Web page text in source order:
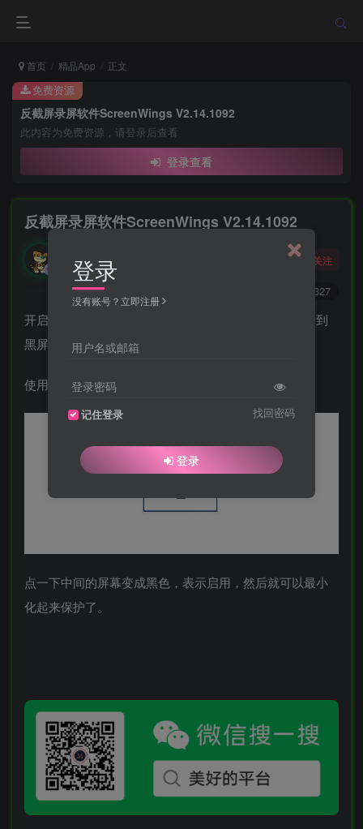
首页 精品App 正文
反截屏录屏软件ScreenWings V2.14.1092
此内容为免费资源，请登录后查看
登录查看
免费资源
反截屏录屏软件ScreenWings V2.14.1092
酒醒只在花前坐，酒醉还来花下眠。
关注
4327
开启后不管是启用微信截图，还是远程桌面，都只能看到
黑屏画面。
使用也很简单，双击打开后是这样的，
点一下中间的屏幕变成黑色，表示启用，然后就可以最小
化起来保护了。
登录
没有账号？立即注册
用户名或邮箱
登录密码
记住登录 找回密码
登录